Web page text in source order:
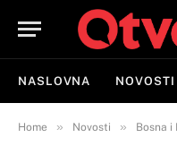
NASLOVNA NOVOSTI
Home » Novosti » Bosna i